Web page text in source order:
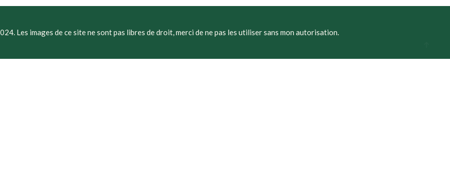
Les images de ce site ne sont pas libres de droit, merci de ne pas les utiliser sans mon autorisation.